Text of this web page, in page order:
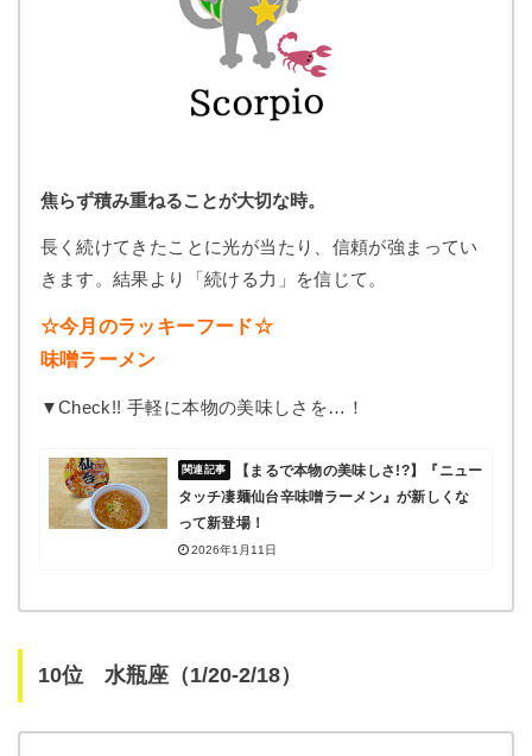
焦らず積み重ねることが大切な時。
長く続けてきたことに光が当たり、信頼が強まってい
きます。結果より「続ける力」を信じて。
☆今月のラッキーフード☆
味噌ラーメン
▼Check!! 手軽に本物の美味しさを…！
【まるで本物の美味しさ!?】『ニュー
タッチ凄麺仙台辛味噌ラーメン』が新しくな
って新登場！
2026年1月11日
10位 水瓶座（1/20-2/18）